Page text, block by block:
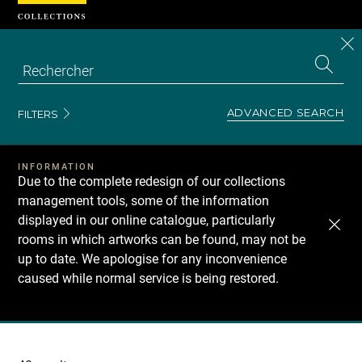
FILTERS ADVANCED SEARCH
INFORMATION
Due to the complete redesign of our collections
management tools, some of the information
displayed in our online catalogue, particularly
rooms in which artworks can be found, may not be
up to date. We apologise for any inconvenience
caused while normal service is being restored.
Recherche
Cookies management panel